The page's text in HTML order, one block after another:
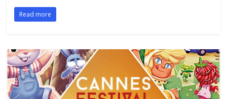
Read more